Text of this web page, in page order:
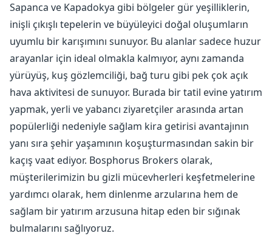
Sapanca ve Kapadokya gibi bölgeler gür yeşilliklerin,
inişli çıkışlı tepelerin ve büyüleyici doğal oluşumların
uyumlu bir karışımını sunuyor. Bu alanlar sadece huzur
arayanlar için ideal olmakla kalmıyor, aynı zamanda
yürüyüş, kuş gözlemciliği, bağ turu gibi pek çok açık
hava aktivitesi de sunuyor. Burada bir tatil evine yatırım
yapmak, yerli ve yabancı ziyaretçiler arasında artan
popülerliği nedeniyle sağlam kira getirisi avantajının
yanı sıra şehir yaşamının koşuşturmasından sakin bir
kaçış vaat ediyor. Bosphorus Brokers olarak,
müşterilerimizin bu gizli mücevherleri keşfetmelerine
yardımcı olarak, hem dinlenme arzularına hem de
sağlam bir yatırım arzusuna hitap eden bir sığınak
bulmalarını sağlıyoruz.